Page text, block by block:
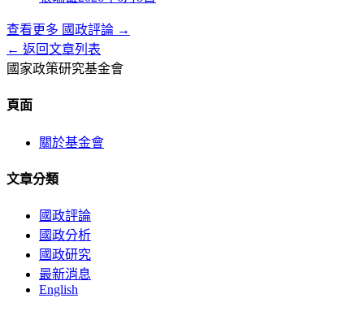
查看更多 國政評論 →
← 返回文章列表
國家政策研究基金會
頁面
關於基金會
文章分類
國政評論
國政分析
國政研究
最新消息
English